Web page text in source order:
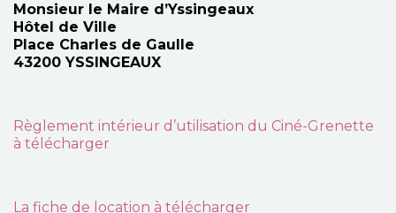
Monsieur le Maire d’Yssingeaux
Hôtel de Ville
Place Charles de Gaulle
43200 YSSINGEAUX
Règlement intérieur d’utilisation du Ciné-Grenette
à télécharger
La fiche de location à télécharger